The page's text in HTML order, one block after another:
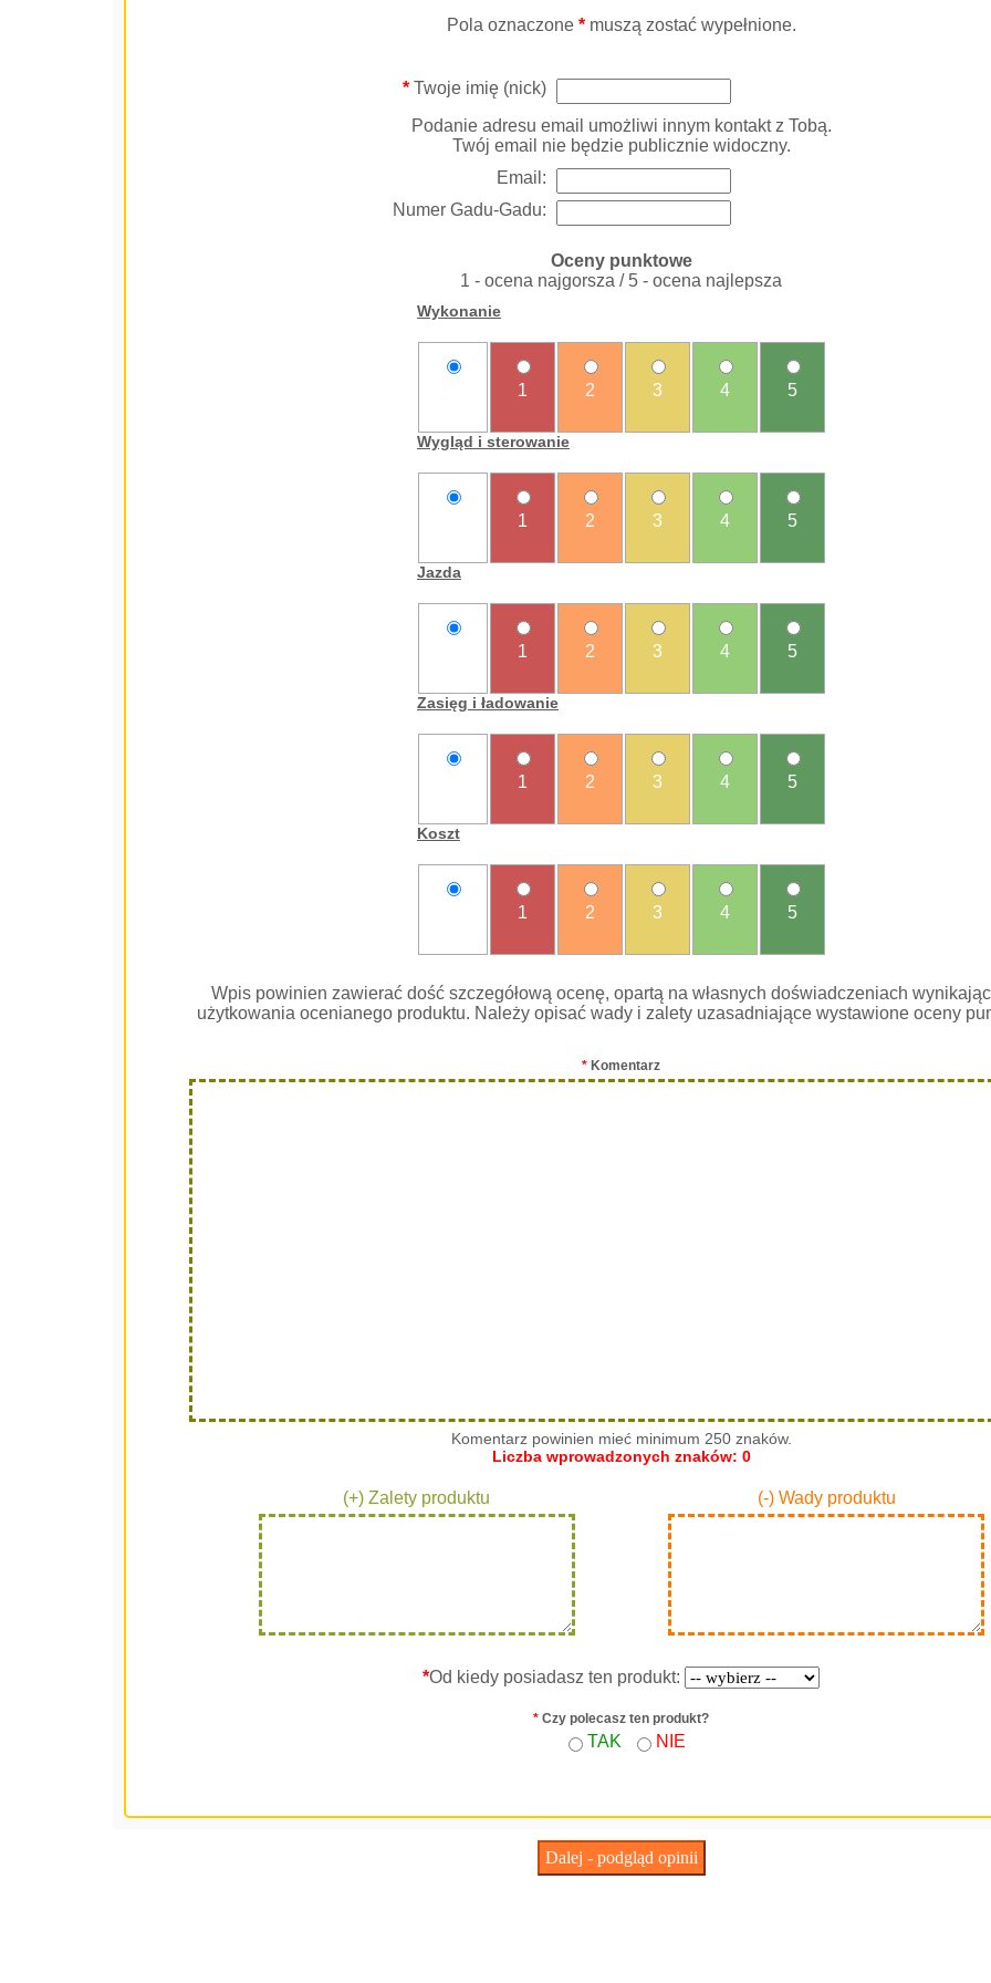
Pola oznaczone *muszą zostać wypełnione.
*Twoje imię (nick)
Podanie adresu email umożliwi innym kontakt z Tobą.
Twój email nie będzie publicznie widoczny.
Email:
Numer Gadu-Gadu:
Oceny punktowe
1 - ocena najgorsza / 5 - ocena najlepsza
Wykonanie
1 2 3 4 5
Wygląd i sterowanie
1 2 3 4 5
Jazda
1 2 3 4 5
Zasięg i ładowanie
1 2 3 4 5
Koszt
1 2 3 4 5
Wpis powinien zawierać dość szczegółową ocenę, opartą na własnych doświadczeniach
użytkowania ocenianego produktu. Należy opisać wady i zalety uzasadniające wystawione oceny
* Komentarz
Komentarz powinien mieć minimum 250 znaków.
Liczba wprowadzonych znaków: 0
(+) Zalety produktu (-) Wady produktu
*Od kiedy posiadasz ten produkt:
* Czy polecasz ten produkt?
TAK NIE